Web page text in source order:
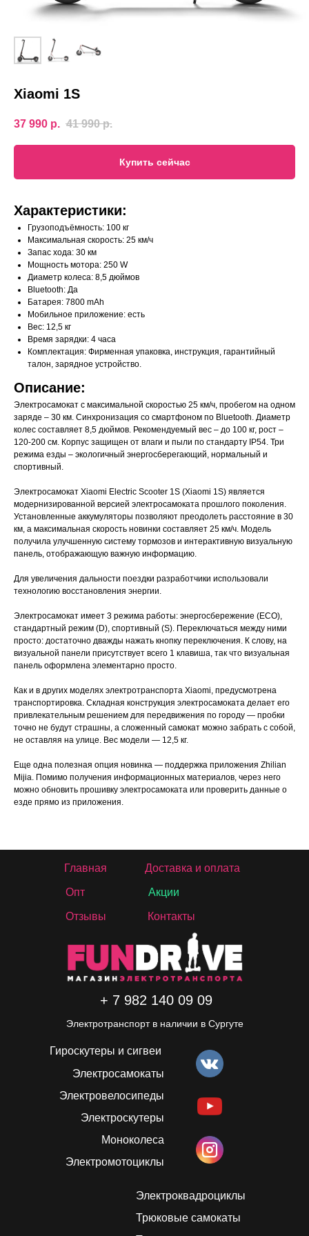
Xiaomi 1S
37 990 р. 41 990 р.
Купить сейчас
Характеристики:
Грузоподъёмность: 100 кг
Максимальная скорость: 25 км/ч
Запас хода: 30 км
Мощность мотора: 250 W
Диаметр колеса: 8,5 дюймов
Bluetooth: Да
Батарея: 7800 mAh
Мобильное приложение: есть
Вес: 12,5 кг
Время зарядки: 4 часа
Комплектация: Фирменная упаковка, инструкция, гарантийный
талон, зарядное устройство.
Описание:
Электросамокат с максимальной скоростью 25 км/ч, пробегом на одном
заряде – 30 км. Синхронизация со смартфоном по Bluetooth. Диаметр
колес составляет 8,5 дюймов. Рекомендуемый вес – до 100 кг, рост –
120-200 см. Корпус защищен от влаги и пыли по стандарту IP54. Три
режима езды – экологичный энергосберегающий, нормальный и
спортивный.
Электросамокат Xiaomi Electric Scooter 1S (Xiaomi 1S) является
модернизированной версией электросамоката прошлого поколения.
Установленные аккумуляторы позволяют преодолеть расстояние в 30
км, а максимальная скорость новинки составляет 25 км/ч. Модель
получила улучшенную систему тормозов и интерактивную визуальную
панель, отображающую важную информацию.
Для увеличения дальности поездки разработчики использовали
технологию восстановления энергии.
Электросамокат имеет 3 режима работы: энергосбережение (ECO),
стандартный режим (D), спортивный (S). Переключаться между ними
просто: достаточно дважды нажать кнопку переключения. К слову, на
визуальной панели присутствует всего 1 клавиша, так что визуальная
панель оформлена элементарно просто.
Как и в других моделях электротранспорта Xiaomi, предусмотрена
транспортировка. Складная конструкция электросамоката делает его
привлекательным решением для передвижения по городу — пробки
точно не будут страшны, а сложенный самокат можно забрать с собой,
не оставляя на улице. Вес модели — 12,5 кг.
Еще одна полезная опция новинка — поддержка приложения Zhilian
Mijia. Помимо получения информационных материалов, через него
можно обновить прошивку электросамоката или проверить данные о
езде прямо из приложения.
Гироскутеры и сигвеи
Электросамокаты
Электровелосипеды
Электроскутеры
Моноколеса
Электромотоциклы
Электроквадроциклы
Трюковые самокаты
Главная Доставка и оплата
Опт
Отзывы
Акции
Контакты
+ 7 982 140 09 09
Электротранспорт в наличии в Сургуте